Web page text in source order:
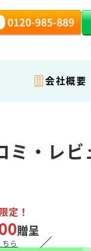
会社概要
ミ・レビ
定！
贈呈
ら ／